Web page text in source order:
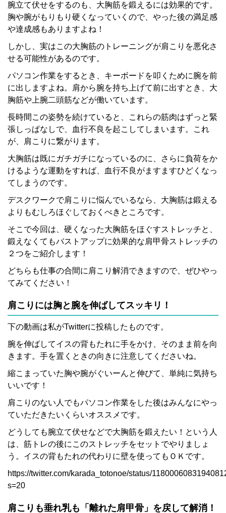
腕立て伏せをするのも、大胸筋を鍛えるには効果的です。
胸や腕がもりもり硬くなっていくので、やった後の満足感
や達成感もありますよね！
しかし、実はこの大胸筋のトレーニングが肩こりを悪化さ
せる可能性があるのです。
パソコン作業をするとき、キーボードを叩くために腕を前
に出しますよね。肩から腕を持ち上げて前に出すとき、大
胸筋や上腕二頭筋などが働いています。
長時間この姿勢を続けていると、これらの筋肉はずっと緊
張しっぱなしで、血行不良を起こしてしまいます。これ
が、肩こりに繋がります。
大胸筋は既にガチガチになっているのに、さらに負荷をか
けるような運動をすれば、血行不良がますますひどくなっ
てしまうのです。
デスクワークで肩こりに悩んでいるなら、大胸筋は鍛える
よりもむしろほぐしておくべきところです。
そこで今回は、硬くなった大胸筋をほぐすストレッチと、
鍛えなくてもバストアップに効果的な肩甲骨ストレッチの
２つをご紹介します！
どちらも仕事の合間に肩こり解消できますので、ぜひやっ
てみてください！
肩こりには胸と腕を伸ばしてスッキリ！
下の動画は私がTwitterに投稿したものです。
腕を伸ばしてイスの背もたれに手をかけ、そのまま前を向
きます。手を置くときの向きに注意してくださいね。
縮こまっていた胸や腕がぐいーんと伸びて、単純に気持ち
いいです！
肩こりのない人でもパソコン作業をした後はみんなにやっ
ていただきたいくらいオススメです。
どうしても腕立て伏せなどで大胸筋を鍛えたい！という人
は、筋トレの後にこのストレッチをセットでやりましょ
う。イスの背もたれの代わりに壁を使ってもＯＫです。
https://twitter.com/karada_totonoe/status/
s=20
肩こりも垂れ乳も「離れた肩甲骨」を戻して解消！